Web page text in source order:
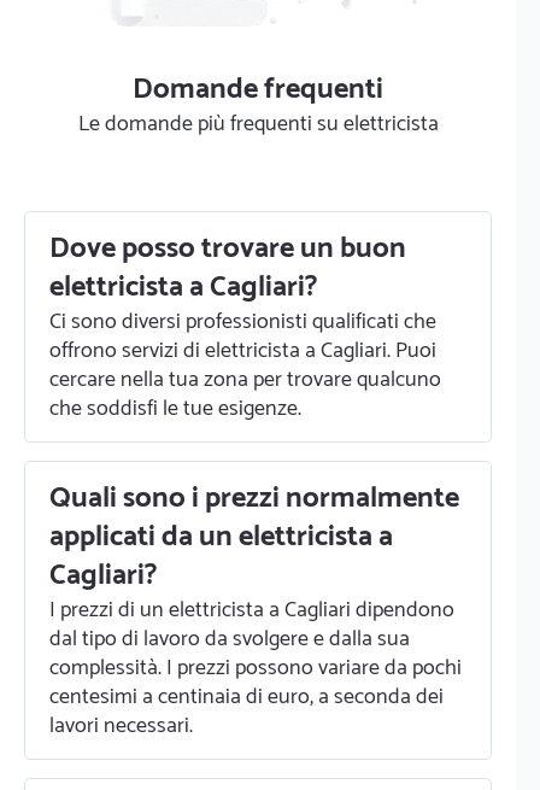
Domande frequenti
Le domande più frequenti su elettricista
Dove posso trovare un buon
elettricista a Cagliari?
Ci sono diversi professionisti qualificati che
offrono servizi di elettricista a Cagliari. Puoi
cercare nella tua zona per trovare qualcuno
che soddisfi le tue esigenze.
Quali sono i prezzi normalmente
applicati da un elettricista a
Cagliari?
I prezzi di un elettricista a Cagliari dipendono
dal tipo di lavoro da svolgere e dalla sua
complessità. I prezzi possono variare da pochi
centesimi a centinaia di euro, a seconda dei
lavori necessari.